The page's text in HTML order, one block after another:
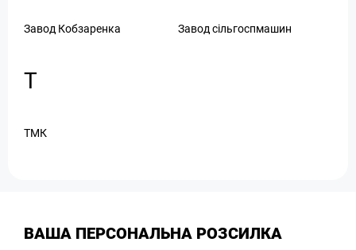
Завод Кобзаренка Завод сільгоспмашин
Т
ТМК
ВАША ПЕРСОНАЛЬНА РОЗСИЛКА